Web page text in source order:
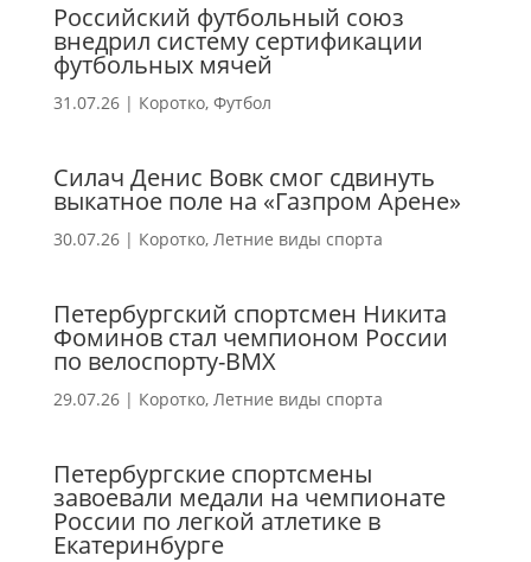
Российский футбольный союз
внедрил систему сертификации
футбольных мячей
31.07.26| Коротко, Футбол
Силач Денис Вовк смог сдвинуть
выкатное поле на «Газпром Арене»
30.07.26| Коротко, Летние виды спорта
Петербургский спортсмен Никита
Фоминов стал чемпионом России
по велоспорту-ВМХ
29.07.26| Коротко, Летние виды спорта
Петербургские спортсмены
завоевали медали на чемпионате
России по легкой атлетике в
Екатеринбурге